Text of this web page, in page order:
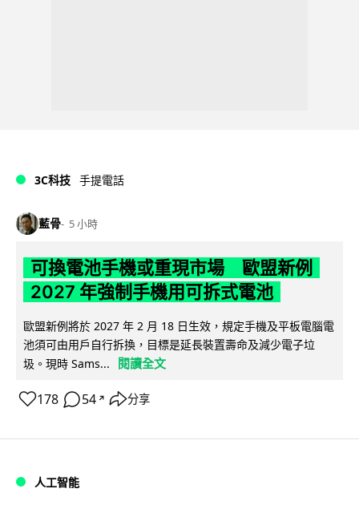
3C科技 手提電話
藍骨 5 小時
可換電池手機或重現市場 歐盟新例
2027 年強制手機用可拆式電池
歐盟新例將於 2027 年 2 月 18 日生效，規定手機及平板電腦電
池須可由用戶自行拆換，目標是延長裝置壽命及減少電子垃
圾。現時 Sams...
閱讀全文
178 54 ↗ 分享
人工智能